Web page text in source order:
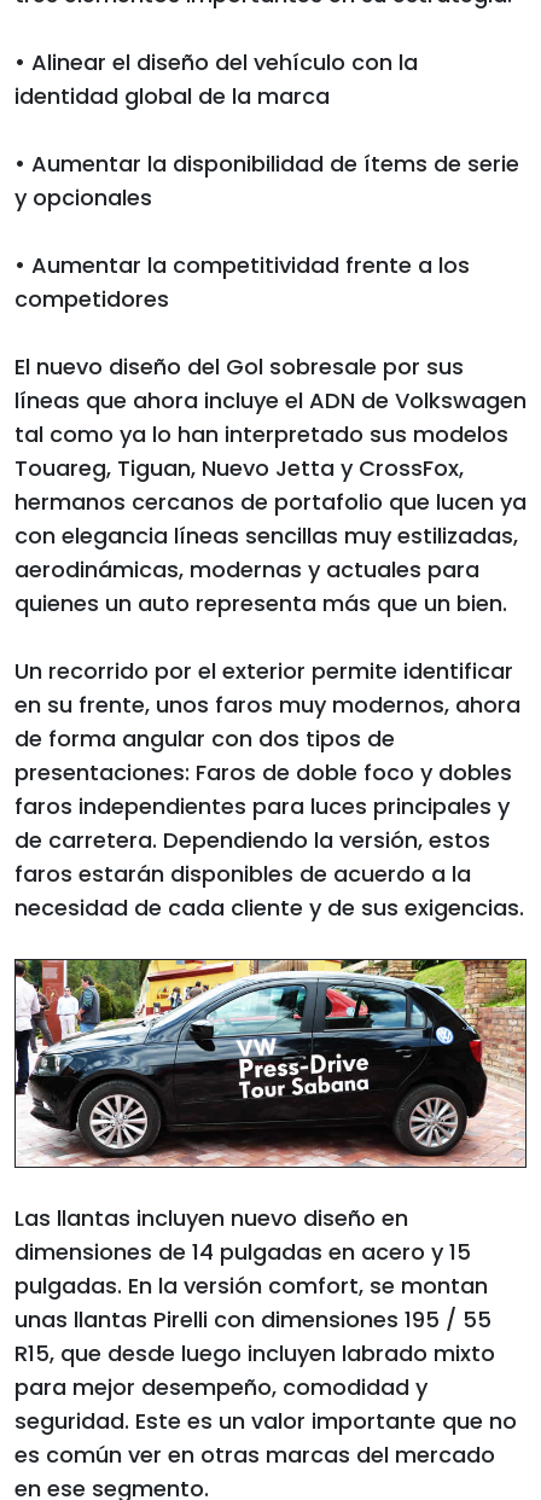
• Alinear el diseño del vehículo con la
identidad global de la marca
• Aumentar la disponibilidad de ítems de serie
y opcionales
• Aumentar la competitividad frente a los
competidores
El nuevo diseño del Gol sobresale por sus
líneas que ahora incluye el ADN de Volkswagen
tal como ya lo han interpretado sus modelos
Touareg, Tiguan, Nuevo Jetta y CrossFox,
hermanos cercanos de portafolio que lucen ya
con elegancia líneas sencillas muy estilizadas,
aerodinámicas, modernas y actuales para
quienes un auto representa más que un bien.
Un recorrido por el exterior permite identificar
en su frente, unos faros muy modernos, ahora
de forma angular con dos tipos de
presentaciones: Faros de doble foco y dobles
faros independientes para luces principales y
de carretera. Dependiendo la versión, estos
faros estarán disponibles de acuerdo a la
necesidad de cada cliente y de sus exigencias.
Las llantas incluyen nuevo diseño en
dimensiones de 14 pulgadas en acero y 15
pulgadas. En la versión comfort, se montan
unas llantas Pirelli con dimensiones 195 / 55
R15, que desde luego incluyen labrado mixto
para mejor desempeño, comodidad y
seguridad. Este es un valor importante que no
es común ver en otras marcas del mercado
en ese segmento.